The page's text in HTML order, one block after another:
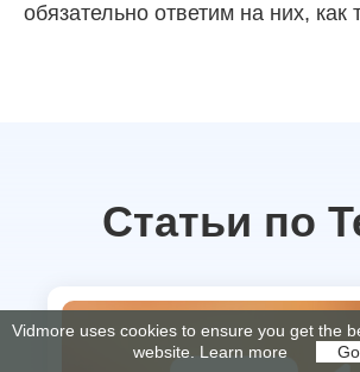
обязательно ответим на них, как
Статьи по
Vidmore uses cookies to ensure you get the
website. Learn more